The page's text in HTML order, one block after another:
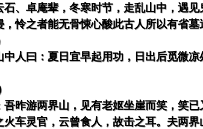
石、卓庵辈，冬寒时节，走乱山中，遇
怜之者能无骨悚心酸此古人所以有省墓
中人曰：夏日宜早起用功，日出后觅微
吾昨游两界山，见有老妪坐崖而笑，笑
火车灵官，云曾食人，故击之耳。夫两